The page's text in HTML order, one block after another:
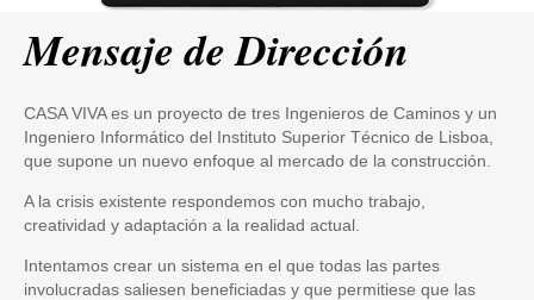
Mensaje de Dirección
CASA VIVA es un proyecto de tres Ingenieros de Caminos y un
Ingeniero Informático del Instituto Superior Técnico de Lisboa,
que supone un nuevo enfoque al mercado de la construcción.
A la crisis existente respondemos con mucho trabajo,
creatividad y adaptación a la realidad actual.
Intentamos crear un sistema en el que todas las partes
involucradas saliesen beneficiadas y que permitiese que las